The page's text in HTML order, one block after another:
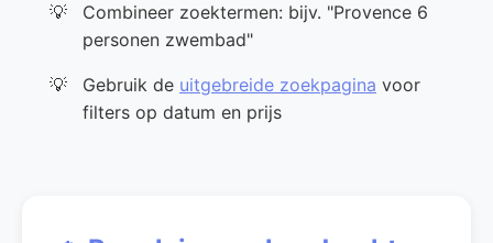
Combineer zoektermen: bijv. "Provence 6
personen zwembad"
Gebruik de uitgebreide zoekpagina voor
filters op datum en prijs